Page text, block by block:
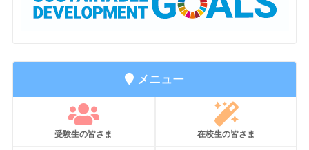
メニュー
受験生の皆さま 在校生の皆さま